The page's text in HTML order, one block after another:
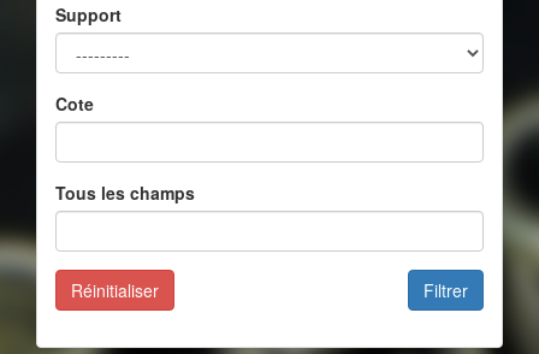
Support
Cote
Tous les champs
Filtrer
Réinitialiser